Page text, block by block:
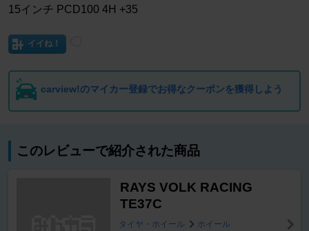
15インチ PCD100 4H +35
イイね！
carview!のマイカー登録でお得なクーポンを獲得しよう
このレビューで紹介された商品
RAYS VOLK RACING
TE37C
タイヤ・ホイール
ホイール